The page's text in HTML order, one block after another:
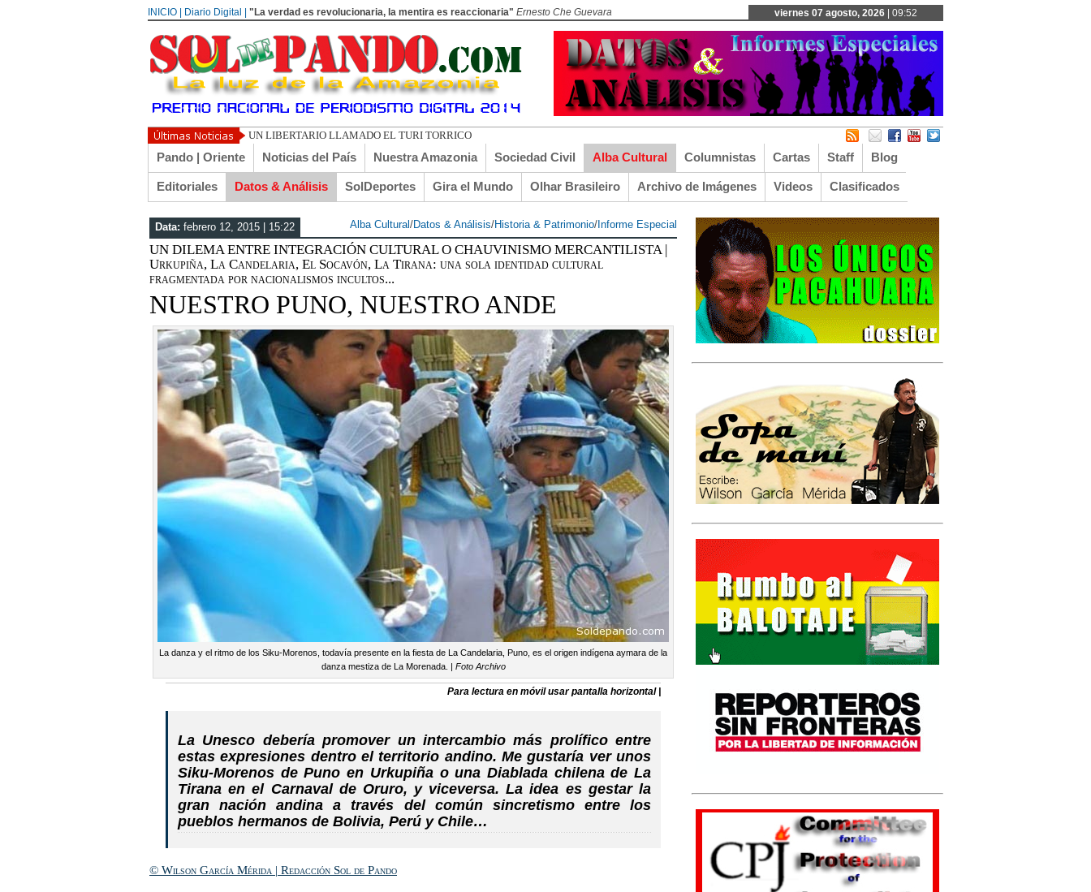
INICIO | Diario Digital | "La verdad es revolucionaria, la mentira es reaccionaria" Ernesto Che Guevara viernes 07 agosto, 2026 | 09:52
UN LIBERTARIO LLAMADO EL TURI TORRICO
Pando | Oriente Noticias del País Nuestra Amazonia Sociedad Civil Alba Cultural Columnistas Cartas Staff Blog
Editoriales Datos & Análisis SolDeportes Gira el Mundo Olhar Brasileiro Archivo de Imágenes Videos Clasificados
Data: febrero 12, 2015 | 15:22 Alba Cultural/Datos & Análisis/Historia & Patrimonio/ Informe Especial
UN DILEMA ENTRE INTEGRACIÓN CULTURAL O CHAUVINISMO MERCANTILISTA |
Urkupiña, La Candelaria, El Socavón, La Tirana: una sola identidad cultural
fragmentada por nacionalismos incultos...
NUESTRO PUNO, NUESTRO ANDE
La danza y el ritmo de los Siku-Morenos, todavía presente en la fiesta de La Candelaria, Puno, es el origen indígena aymara de la
danza mestiza de La Morenada. | Foto Archivo
Para lectura en móvil usar pantalla horizontal |
La Unesco debería promover un intercambio más prolífico entre
estas expresiones dentro el territorio andino. Me gustaría ver unos
Siku-Morenos de Puno en Urkupiña o una Diablada chilena de La
Tirana en el Carnaval de Oruro, y viceversa. La idea es gestar la
gran nación andina a través del común sincretismo entre los
pueblos hermanos de Bolivia, Perú y Chile…
© Wilson García Mérida | Redacción Sol de Pando